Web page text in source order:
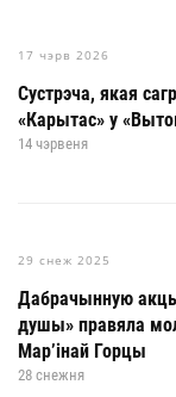
17 чэрв 2026
Сустрэча, якая
«Карытас» у
14 чэрвеня
29 снеж 2025
Дабрачынную
душы» правяла
Мар’інай Горцы
28 снежня